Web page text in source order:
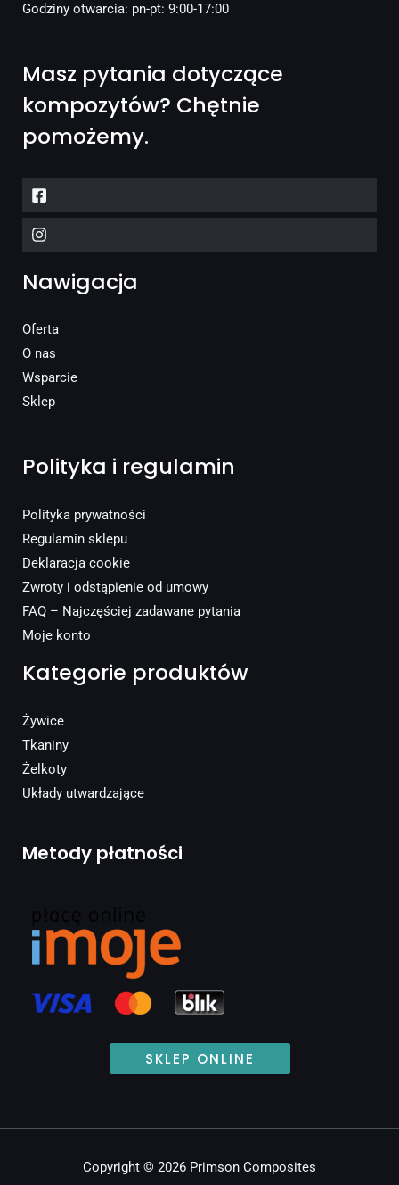
Godziny otwarcia: pn-pt: 9:00-17:00
Masz pytania dotyczące
kompozytów? Chętnie
pomożemy.
Nawigacja
Oferta
O nas
Wsparcie
Sklep
Polityka i regulamin
Polityka prywatności
Regulamin sklepu
Deklaracja cookie
Zwroty i odstąpienie od umowy
FAQ – Najczęściej zadawane pytania
Moje konto
Kategorie produktów
Żywice
Tkaniny
Żelkoty
Układy utwardzające
Metody płatności
SKLEP ONLINE
Copyright © 2026 Primson Composites